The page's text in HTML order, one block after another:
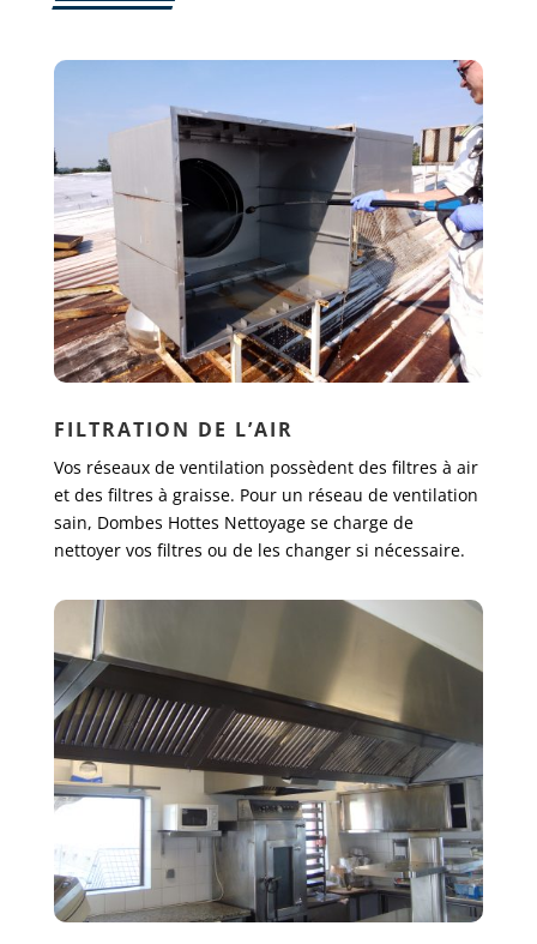
FILTRATION DE L’AIR
Vos réseaux de ventilation possèdent des filtres à air
et des filtres à graisse. Pour un réseau de ventilation
sain, Dombes Hottes Nettoyage se charge de
nettoyer vos filtres ou de les changer si nécessaire.